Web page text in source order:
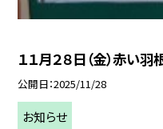
１１月２８日（金）赤い
公開日 2025/11/28
お知らせ